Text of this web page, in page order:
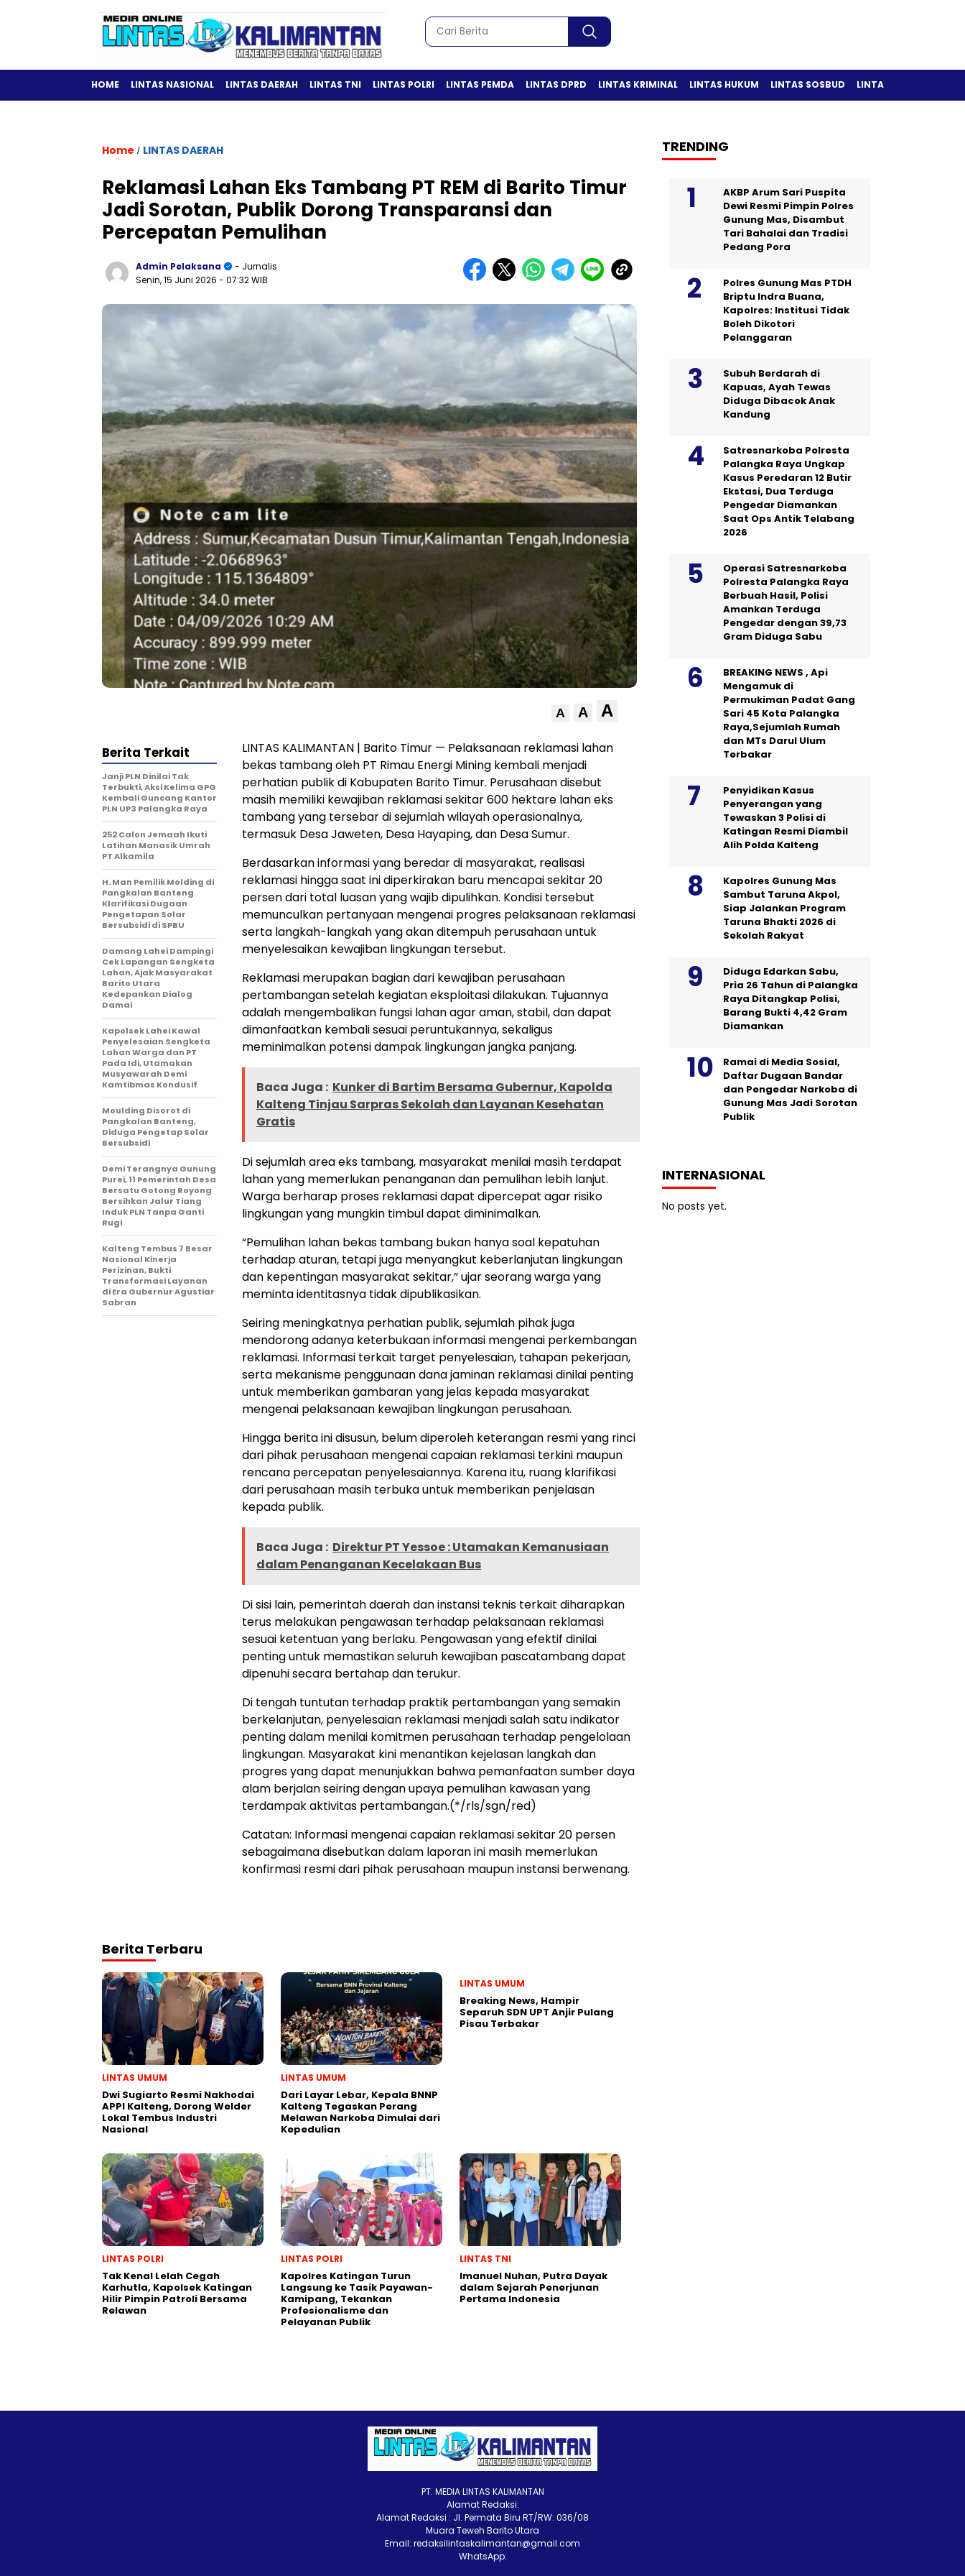
HOME LINTAS NASIONAL LINTAS DAERAH LINTAS TNI LINTAS POLRI LINTAS PEMDA LINTAS DPRD LINTAS KRIMINAL LINTAS HUKUM LINTAS SOSBUD LINTAS OLAH RAGA
Home / LINTAS DAERAH
Reklamasi Lahan Eks Tambang PT REM di Barito Timur
Jadi Sorotan, Publik Dorong Transparansi dan
Percepatan Pemulihan
Admin Pelaksana
- Jurnalis
Senin, 15 Juni 2026 - 07:32 WIB
A A A
LINTAS KALIMANTAN | Barito Timur — Pelaksanaan reklamasi lahan
bekas tambang oleh PT Rimau Energi Mining kembali menjadi
perhatian publik di Kabupaten Barito Timur. Perusahaan disebut
masih memiliki kewajiban reklamasi sekitar 600 hektare lahan eks
tambang yang tersebar di sejumlah wilayah operasionalnya,
termasuk Desa Jaweten, Desa Hayaping, dan Desa Sumur.
Berdasarkan informasi yang beredar di masyarakat, realisasi
reklamasi hingga saat ini diperkirakan baru mencapai sekitar 20
persen dari total luasan yang wajib dipulihkan. Kondisi tersebut
memunculkan pertanyaan mengenai progres pelaksanaan reklamasi
serta langkah-langkah yang akan ditempuh perusahaan untuk
menyelesaikan kewajiban lingkungan tersebut.
Reklamasi merupakan bagian dari kewajiban perusahaan
pertambangan setelah kegiatan eksploitasi dilakukan. Tujuannya
adalah mengembalikan fungsi lahan agar aman, stabil, dan dapat
dimanfaatkan kembali sesuai peruntukannya, sekaligus
meminimalkan potensi dampak lingkungan jangka panjang.
Baca Juga : Kunker di Bartim Bersama Gubernur, Kapolda
Kalteng Tinjau Sarpras Sekolah dan Layanan Kesehatan
Gratis
Di sejumlah area eks tambang, masyarakat menilai masih terdapat
lahan yang memerlukan penanganan dan pemulihan lebih lanjut.
Warga berharap proses reklamasi dapat dipercepat agar risiko
lingkungan yang mungkin timbul dapat diminimalkan.
“Pemulihan lahan bekas tambang bukan hanya soal kepatuhan
terhadap aturan, tetapi juga menyangkut keberlanjutan lingkungan
dan kepentingan masyarakat sekitar,” ujar seorang warga yang
meminta identitasnya tidak dipublikasikan.
Seiring meningkatnya perhatian publik, sejumlah pihak juga
mendorong adanya keterbukaan informasi mengenai perkembangan
reklamasi. Informasi terkait target penyelesaian, tahapan pekerjaan,
serta mekanisme penggunaan dana jaminan reklamasi dinilai penting
untuk memberikan gambaran yang jelas kepada masyarakat
mengenai pelaksanaan kewajiban lingkungan perusahaan.
Hingga berita ini disusun, belum diperoleh keterangan resmi yang rinci
dari pihak perusahaan mengenai capaian reklamasi terkini maupun
rencana percepatan penyelesaiannya. Karena itu, ruang klarifikasi
dari perusahaan masih terbuka untuk memberikan penjelasan
kepada publik.
Baca Juga : Direktur PT Yessoe : Utamakan Kemanusiaan
dalam Penanganan Kecelakaan Bus
Di sisi lain, pemerintah daerah dan instansi teknis terkait diharapkan
terus melakukan pengawasan terhadap pelaksanaan reklamasi
sesuai ketentuan yang berlaku. Pengawasan yang efektif dinilai
penting untuk memastikan seluruh kewajiban pascatambang dapat
dipenuhi secara bertahap dan terukur.
Di tengah tuntutan terhadap praktik pertambangan yang semakin
berkelanjutan, penyelesaian reklamasi menjadi salah satu indikator
penting dalam menilai komitmen perusahaan terhadap pengelolaan
lingkungan. Masyarakat kini menantikan kejelasan langkah dan
progres yang dapat menunjukkan bahwa pemanfaatan sumber daya
alam berjalan seiring dengan upaya pemulihan kawasan yang
terdampak aktivitas pertambangan.(*/rls/sgn/red)
Catatan: Informasi mengenai capaian reklamasi sekitar 20 persen
sebagaimana disebutkan dalam laporan ini masih memerlukan
konfirmasi resmi dari pihak perusahaan maupun instansi berwenang.
Berita Terkait
Janji PLN Dinilai Tak
Terbukti, Aksi Kelima GPG
Kembali Guncang Kantor
PLN UP3 Palangka Raya
252 Calon Jemaah Ikuti
Latihan Manasik Umrah
PT Alkamila
H. Man Pemilik Molding di
Pangkalan Banteng
Klarifikasi Dugaan
Pengetapan Solar
Bersubsidi di SPBU
Damang Lahei Dampingi
Cek Lapangan Sengketa
Lahan, Ajak Masyarakat
Barito Utara
Kedepankan Dialog
Damai
Kapolsek Lahei Kawal
Penyelesaian Sengketa
Lahan Warga dan PT
Pada Idi, Utamakan
Musyawarah Demi
Kamtibmas Kondusif
Moulding Disorot di
Pangkalan Banteng,
Diduga Pengetap Solar
Bersubsidi
Demi Terangnya Gunung
Purei, 11 Pemerintah Desa
Bersatu Gotong Royong
Bersihkan Jalur Tiang
Induk PLN Tanpa Ganti
Rugi
Kalteng Tembus 7 Besar
Nasional Kinerja
Perizinan, Bukti
Transformasi Layanan
di Era Gubernur Agustiar
Sabran
Berita Terbaru
LINTAS UMUM
Dwi Sugiarto Resmi Nakhodai
APPI Kalteng, Dorong Welder
Lokal Tembus Industri
Nasional
LINTAS UMUM
Dari Layar Lebar, Kepala BNNP
Kalteng Tegaskan Perang
Melawan Narkoba Dimulai dari
Kepedulian
LINTAS UMUM
Breaking News, Hampir
Separuh SDN UPT Anjir Pulang
Pisau Terbakar
LINTAS POLRI
Tak Kenal Lelah Cegah
Karhutla, Kapolsek Katingan
Hilir Pimpin Patroli Bersama
Relawan
LINTAS POLRI
Kapolres Katingan Turun
Langsung ke Tasik Payawan-
Kamipang, Tekankan
Profesionalisme dan
Pelayanan Publik
LINTAS TNI
Imanuel Nuhan, Putra Dayak
dalam Sejarah Penerjunan
Pertama Indonesia
TRENDING
AKBP Arum Sari Puspita
Dewi Resmi Pimpin Polres
Gunung Mas, Disambut
Tari Bahalai dan Tradisi
Pedang Pora
Polres Gunung Mas PTDH
Briptu Indra Buana,
Kapolres: Institusi Tidak
Boleh Dikotori
Pelanggaran
Subuh Berdarah di
Kapuas, Ayah Tewas
Diduga Dibacok Anak
Kandung
Satresnarkoba Polresta
Palangka Raya Ungkap
Kasus Peredaran 12 Butir
Ekstasi, Dua Terduga
Pengedar Diamankan
Saat Ops Antik Telabang
2026
Operasi Satresnarkoba
Polresta Palangka Raya
Berbuah Hasil, Polisi
Amankan Terduga
Pengedar dengan 39,73
Gram Diduga Sabu
BREAKING NEWS , Api
Mengamuk di
Permukiman Padat Gang
Sari 45 Kota Palangka
Raya,Sejumlah Rumah
dan MTs Darul Ulum
Terbakar
Penyidikan Kasus
Penyerangan yang
Tewaskan 3 Polisi di
Katingan Resmi Diambil
Alih Polda Kalteng
Kapolres Gunung Mas
Sambut Taruna Akpol,
Siap Jalankan Program
Taruna Bhakti 2026 di
Sekolah Rakyat
Diduga Edarkan Sabu,
Pria 26 Tahun di Palangka
Raya Ditangkap Polisi,
Barang Bukti 4,42 Gram
Diamankan
Ramai di Media Sosial,
Daftar Dugaan Bandar
dan Pengedar Narkoba di
Gunung Mas Jadi Sorotan
Publik
INTERNASIONAL
No posts yet.
PT. MEDIA LINTAS KALIMANTAN
Alamat Redaksi:
Alamat Redaksi : Jl. Permata Biru RT/RW: 036/08
Muara Teweh Barito Utara
Email: redaksilintaskalimantan@gmail.com
WhatsApp: